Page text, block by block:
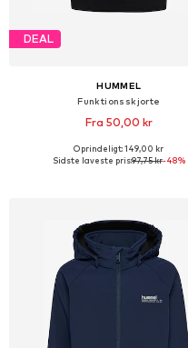
DEAL
HUMMEL
Funktionsskjorte
Fra 50,00 kr
Fås i mange størrelser
Oprindeligt: 149,00 kr
Sidste laveste pris:97,75 kr-48%